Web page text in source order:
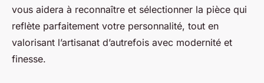
Éva•15 juin 2025•4 min de lecture
vous aidera à reconnaître et sélectionner la pièce qui
reflète parfaitement votre personnalité, tout en
valorisant l’artisanat d’autrefois avec modernité et
finesse.